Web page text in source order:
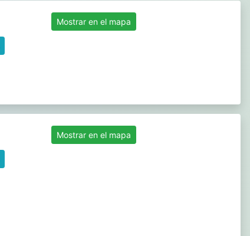
Mostrar en el mapa
Mostrar en el mapa